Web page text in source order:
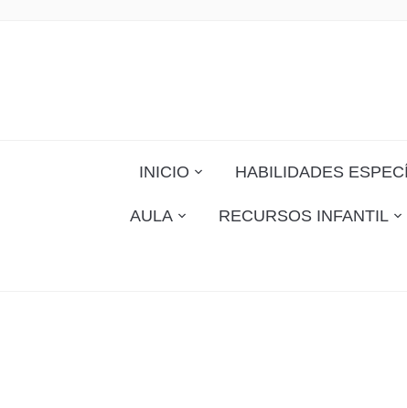
INICIO HABILIDADES
AULA RECURSOS INFANTIL